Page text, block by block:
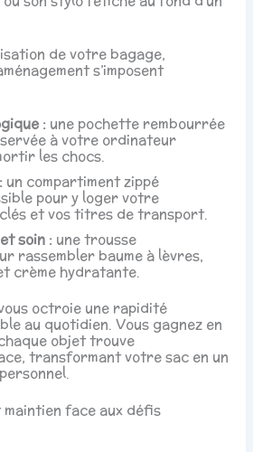
de votre bagage,
s’imposent
: une pochette rembourrée
à votre ordinateur
les chocs.
un compartiment zippé
pour y loger votre
et vos titres de transport.
soin : une trousse
rassembler baume à lèvres,
crème hydratante.
octroie une rapidité
au quotidien. Vous gagnez en
objet trouve
transformant votre sac en un
face aux défis